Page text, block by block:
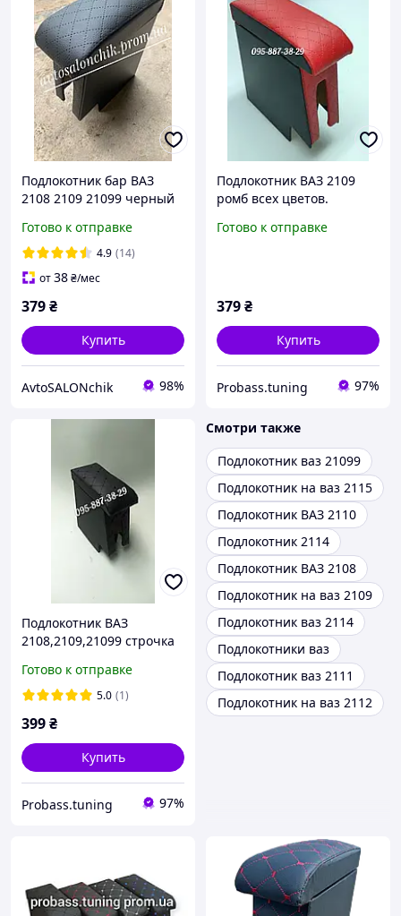
Подлокотник бар ВАЗ
2108 2109 21099 черный
Готово к отправке
4.9 (14)
от38₴/мес
379₴
Купить
AvtoSALONchik 98%
Подлокотник ВАЗ 2109
ромб всех цветов.
Готово к отправке
379₴
Купить
Probass.tuning 97%
Подлокотник ВАЗ
2108,2109,21099 строчка
Готово к отправке
5.0 (1)
399₴
Купить
Probass.tuning 97%
Смотри также
Подлокотник ваз 21099
Подлокотник на ваз 2115
Подлокотник ВАЗ 2110
Подлокотник 2114
Подлокотник ВАЗ 2108
Подлокотник на ваз 2109
Подлокотник ваз 2114
Подлокотники ваз
Подлокотник ваз 2111
Подлокотник на ваз 2112